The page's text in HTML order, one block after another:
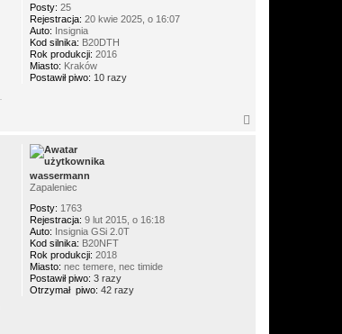
Posty: 25
Rejestracja: 20 kwie 2025, o 16:07
Auto: Insignia
Kod silnika: B20DTH
Rok produkcji: 2016
Miasto: Kraków
Postawił piwo: 10 razy
wassermann
Zapaleniec
Posty: 1763
Rejestracja: 9 lut 2015, o 16:18
Auto: Insignia GSi 2.0T
Kod silnika: B20NFT
Rok produkcji: 2018
Miasto: nec temere, nec timide
Postawił piwo: 3 razy
Otrzymał piwo: 42 razy